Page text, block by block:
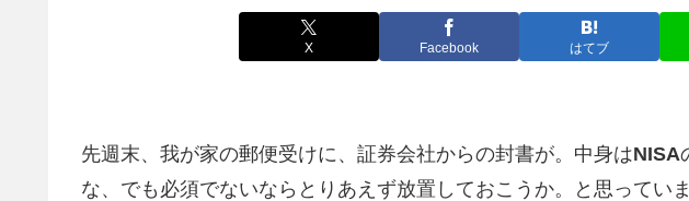
X Facebook はてブ
先週末、我が家の郵便受けに、証券会社からの封書が。中身はNISA
な、でも必須でないならとりあえず放置しておこうか。と思ってい